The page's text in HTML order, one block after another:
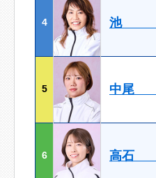
4 池
5 中尾
6 高石